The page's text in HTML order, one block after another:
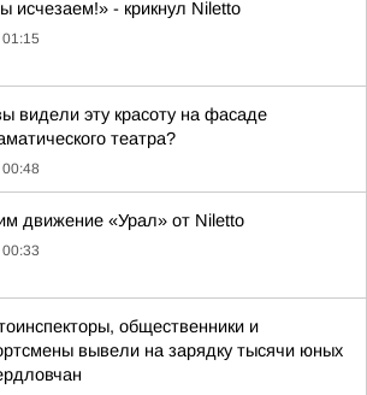
исчезаем!» - крикнул Niletto
01:15
видели эту красоту на фасаде
театра?
00:48
движение «Урал» от Niletto
00:33
общественники и
вывели на зарядку тысячи юных